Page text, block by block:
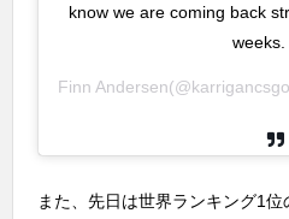
know we are coming back
Finn Andersen
また、先日は世界ランキング1